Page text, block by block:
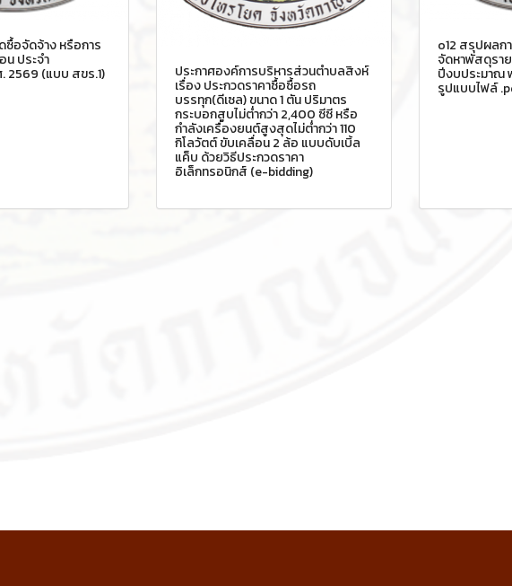
ซื้อจัดจ้าง หรือการ
ประจำ
2569 (แบบ สขร.1) ประกาศองค์การบริหารส่วนตำบลสิงห์
เรื่อง ประกวดราคาซื้อซื้อรถ
บรรทุก(ดีเซล) ขนาด 1 ตัน ปริมาตร
กระบอกสูบไม่ต่ำกว่า 2,400 ซีซี หรือ
กำลังเครื่องยนต์สูงสุดไม่ต่ำกว่า 110
กิโลวัตต์ ขับเคลื่อน 2 ล้อ แบบดับเบิ้ล
แค็บ ด้วยวิธีประกวดราคา
อิเล็กทรอนิกส์ (e-bidding)
o12 สรุปผลก
จัดหาพัสดุราย
ปีงบประมาณ
รูปแบบไฟล์